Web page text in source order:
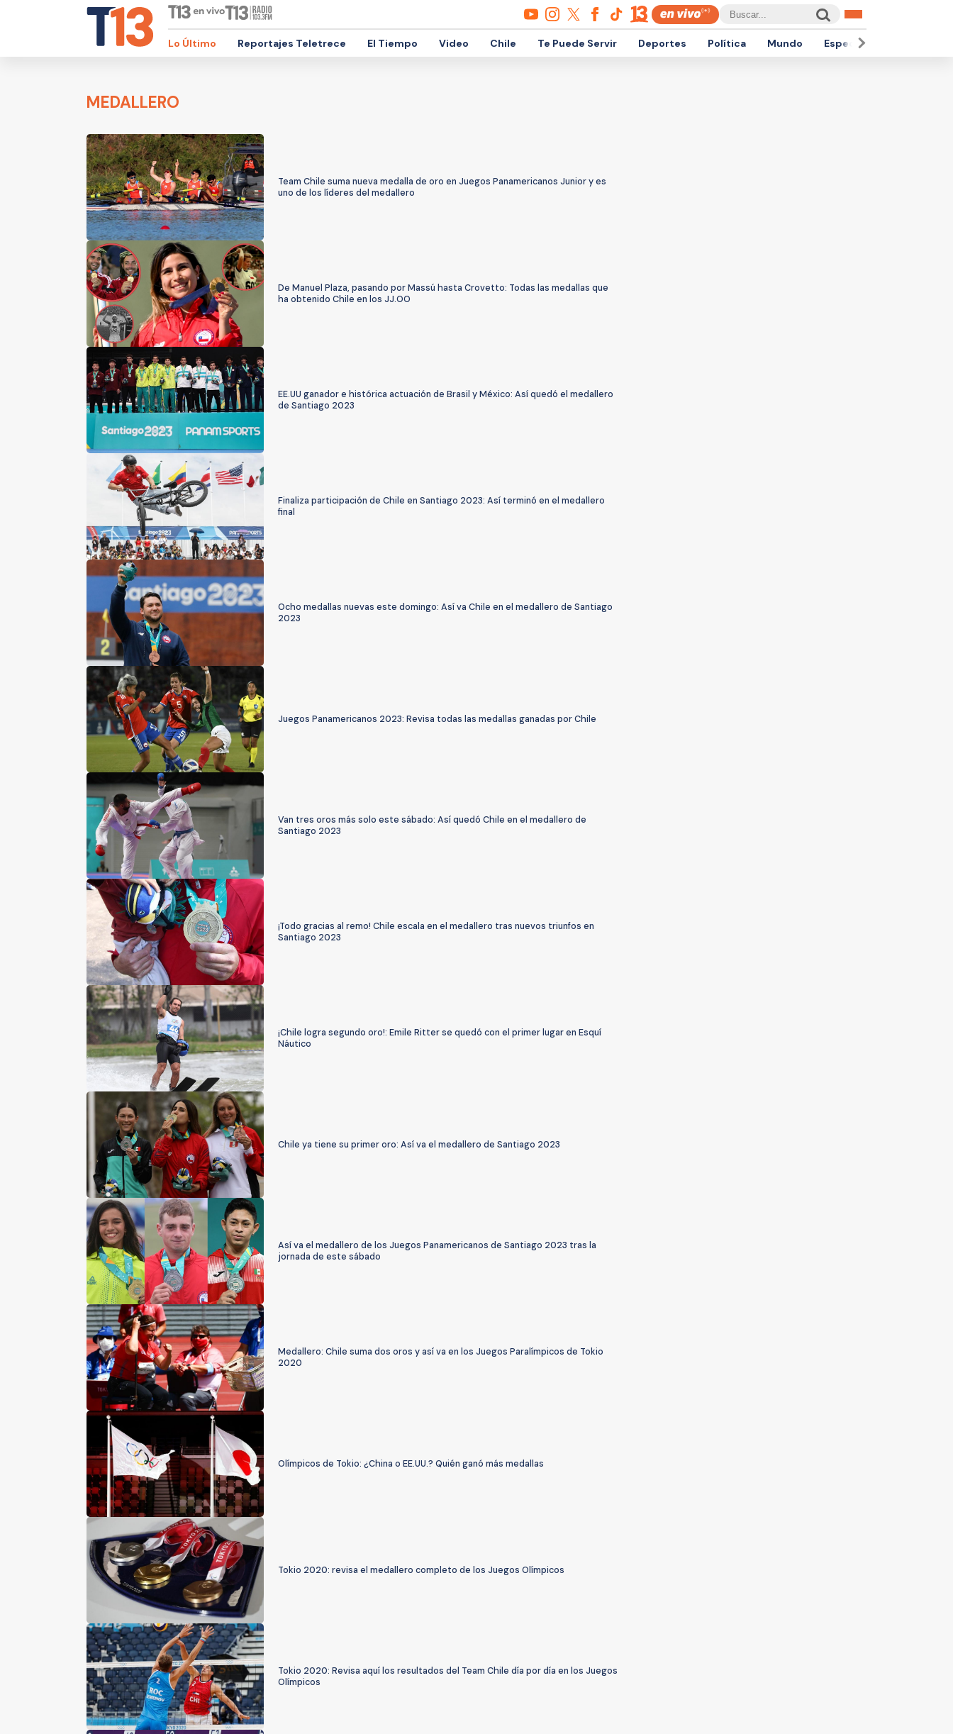
Lo Último Reportajes Teletrece El Tiempo Video Chile Te Puede Servir Deportes Política Mundo Espectáculos
MEDALLERO
Team Chile suma nueva medalla de oro en Juegos Panamericanos Junior y es
uno de los líderes del medallero
De Manuel Plaza, pasando por Massú hasta Crovetto: Todas las medallas que
ha obtenido Chile en los JJ.OO
EE.UU ganador e histórica actuación de Brasil y México: Así quedó el medallero
de Santiago 2023
Finaliza participación de Chile en Santiago 2023: Así terminó en el medallero
final
Ocho medallas nuevas este domingo: Así va Chile en el medallero de Santiago
2023
Juegos Panamericanos 2023: Revisa todas las medallas ganadas por Chile
Van tres oros más solo este sábado: Así quedó Chile en el medallero de
Santiago 2023
¡Todo gracias al remo! Chile escala en el medallero tras nuevos triunfos en
Santiago 2023
¡Chile logra segundo oro!: Emile Ritter se quedó con el primer lugar en Esquí
Náutico
Chile ya tiene su primer oro: Así va el medallero de Santiago 2023
Así va el medallero de los Juegos Panamericanos de Santiago 2023 tras la
jornada de este sábado
Medallero: Chile suma dos oros y así va en los Juegos Paralímpicos de Tokio
2020
Olímpicos de Tokio: ¿China o EE.UU.? Quién ganó más medallas
Tokio 2020: revisa el medallero completo de los Juegos Olímpicos
Tokio 2020: Revisa aquí los resultados del Team Chile día por día en los Juegos
Olímpicos